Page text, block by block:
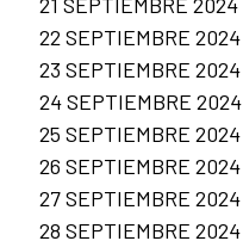
22 SEPTIEMBRE 2024
23 SEPTIEMBRE 2024
24 SEPTIEMBRE 2024
25 SEPTIEMBRE 2024
26 SEPTIEMBRE 2024
27 SEPTIEMBRE 2024
28 SEPTIEMBRE 2024